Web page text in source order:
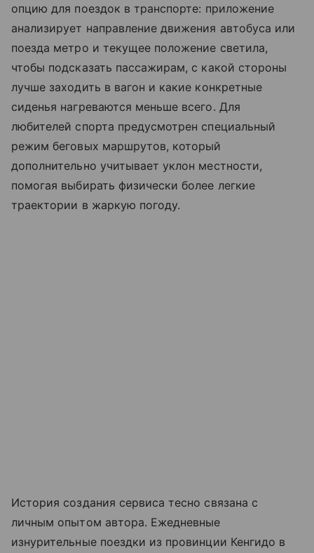
опцию для поездок в транспорте: приложение
анализирует направление движения автобуса или
поезда метро и текущее положение светила,
чтобы подсказать пассажирам, с какой стороны
лучше заходить в вагон и какие конкретные
сиденья нагреваются меньше всего. Для
любителей спорта предусмотрен специальный
режим беговых маршрутов, который
дополнительно учитывает уклон местности,
помогая выбирать физически более легкие
траектории в жаркую погоду.
История создания сервиса тесно связана с
личным опытом автора. Ежедневные
изнурительные поездки из провинции Кенгидо в